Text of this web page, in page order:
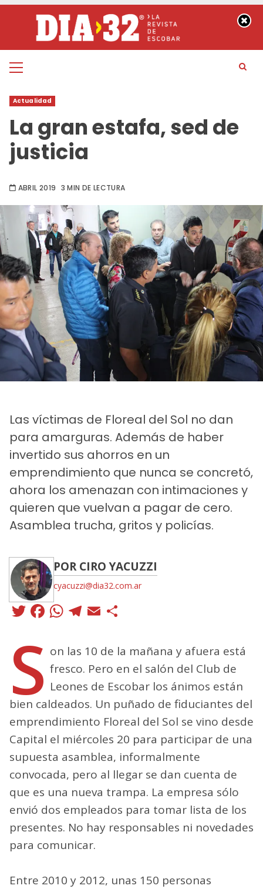
contenido
Menú
Actualidad
La gran estafa, sed de
justicia
ABRIL 2019 3 MIN DE LECTURA
Las víctimas de Floreal del Sol no dan
para amarguras. Además de haber
invertido sus ahorros en un
emprendimiento que nunca se concretó,
ahora los amenazan con intimaciones y
quieren que vuelvan a pagar de cero.
Asamblea trucha, gritos y policías.
POR CIRO YACUZZI
cyacuzzi@dia32.com.ar
Twitter
Facebook
WhatsApp
Telegram
Email
S on las 10 de la mañana y afuera está
fresco. Pero en el salón del Club de
Leones de Escobar los ánimos están
bien caldeados. Un puñado de fiduciantes del
emprendimiento Floreal del Sol se vino desde
Capital el miércoles 20 para participar de una
supuesta asamblea, informalmente
convocada, pero al llegar se dan cuenta de
que es una nueva trampa. La empresa sólo
envió dos empleados para tomar lista de los
presentes. No hay responsables ni novedades
para comunicar.
Entre 2010 y 2012, unas 150 personas